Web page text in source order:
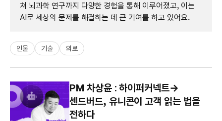
쳐 뇌과학 연구까지 다양한 경험을 통해 이루어졌고, 이는
AI로 세상의 문제를 해결하는 데 큰 기여를 하고 있어요.
인물 기술 의료
PM 차상윤 : 하이퍼커넥트→
센드버드, 유니콘이 고객 읽는 법을
전하다